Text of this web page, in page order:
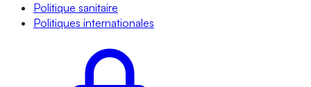
Politique sanitaire
Politiques internationales